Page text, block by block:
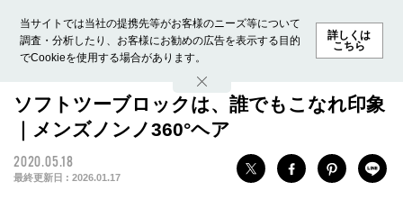
当サイトでは当社の提携先等がお客様のニーズ等について
調査・分析したり、お客様にお勧めの広告を表示する目的
でCookieを使用する場合があります。
詳しくは
こちら
ホーム モデル募集 ランキング ファッション ビューテ
ソフトツーブロックは、誰でもこなれ印象
｜メンズノンノ360°ヘア
2020.05.18
最終更新日 : 2026.01.17